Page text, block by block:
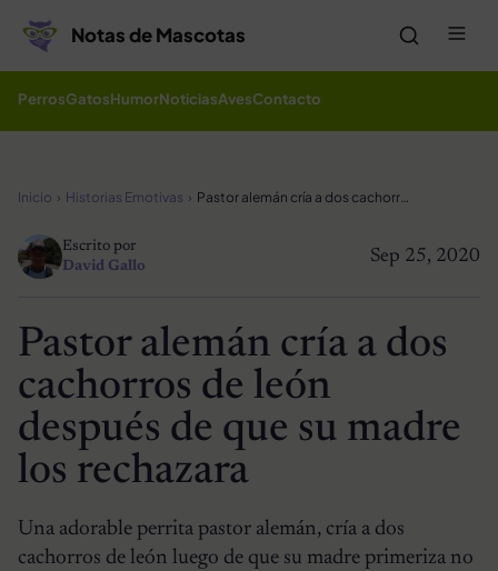
Notas de Mascotas
PerrosGatosHumorNoticiasAvesContacto
Inicio Historias Emotivas Pastor alemán cría a dos cachorros de león después de que su madre los rechazara
Sep 25, 2020
Escrito por
David Gallo
Pastor alemán cría a dos
cachorros de león
después de que su madre
los rechazara
Una adorable perrita pastor alemán, cría a dos
cachorros de león luego de que su madre primeriza no